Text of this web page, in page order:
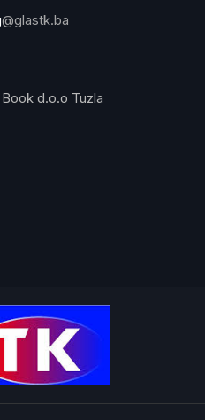
@glastk.ba
d.o.o Tuzla